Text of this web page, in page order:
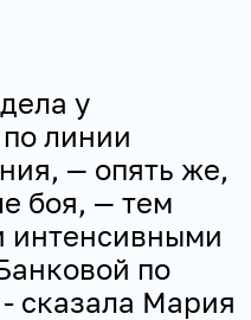
у
линии
— опять же,
боя, — тем
интенсивными
по
сказала Мария